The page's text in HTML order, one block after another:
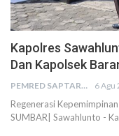
Kapolres
Dan Kapolsek
PEMRED SAPTARIUS 6 Agu
Regenerasi
SUMBAR| Sawahlunto -